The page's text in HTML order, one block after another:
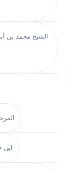
الشيخ محمد بن
ابن